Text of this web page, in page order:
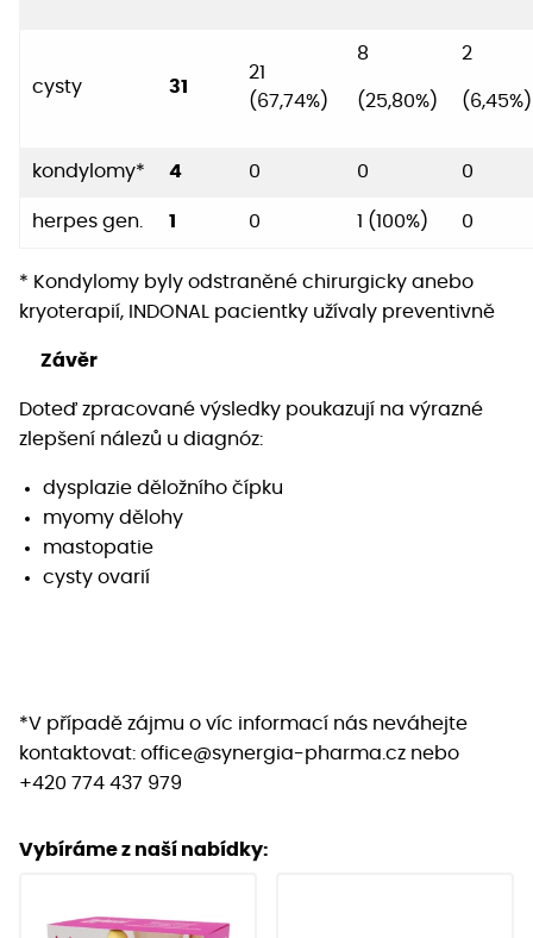
cysty 31
21
(67,74%)
8
(25,80%)
2
(6,45%)
kondylomy* 4 0 0 0
herpes gen. 1 0 1 (100%) 0
* Kondylomy byly odstraněné chirurgicky anebo
kryoterapií, INDONAL pacientky užívaly preventivně
Závěr
Doteď zpracované výsledky poukazují na výrazné
zlepšení nálezů u diagnóz:
dysplazie děložního čípku
myomy dělohy
mastopatie
cysty ovarií
*V případě zájmu o víc informací nás neváhejte
kontaktovat: office@synergia-pharma.cz nebo
+420 774 437 979
Vybíráme z naší nabídky: